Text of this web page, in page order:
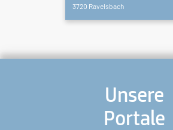
3720 Ravelsbach
Unsere
Portale